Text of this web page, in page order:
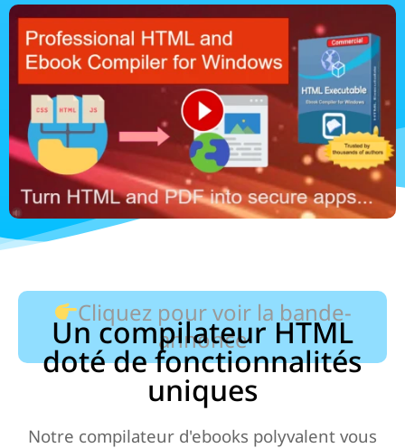
Cliquez pour voir la bande-
annonce
Un compilateur HTML
doté de fonctionnalités
uniques
Notre compilateur d'ebooks polyvalent vous